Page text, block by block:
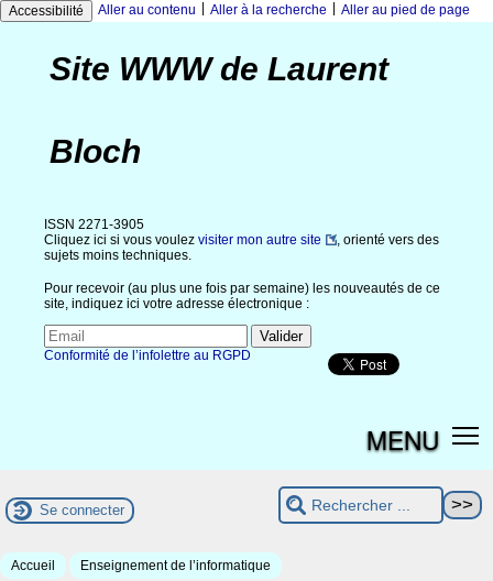
Accessibilité Aller au contenu Aller à la recherche Aller au pied de page
Site WWW de Laurent
Bloch
ISSN 2271-3905
Cliquez ici si vous voulez visiter mon autre site
, orienté vers des
sujets moins techniques.
Pour recevoir (au plus une fois par semaine) les nouveautés de ce
site, indiquez ici votre adresse électronique :
Conformité de l’infolettre au RGPD
MENU
Se connecter
Accueil Enseignement de l’informatique